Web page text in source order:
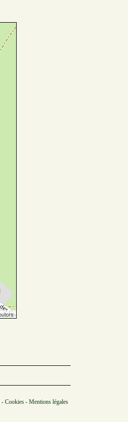
- Cookies - Mentions légales